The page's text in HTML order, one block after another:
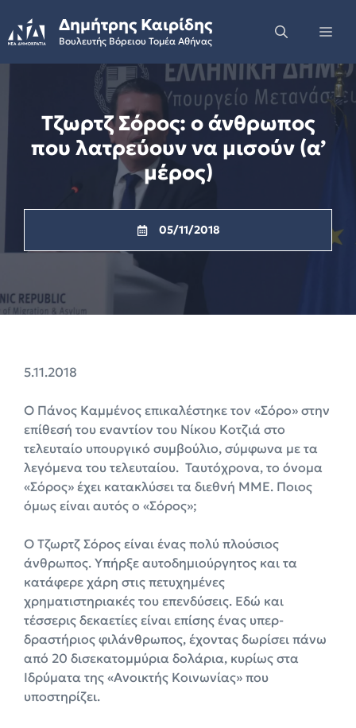
to
content
Δημήτρης Καιρίδης
Βουλευτής Βόρειου Τομέα Αθήνας
Τζωρτζ Σόρος: ο άνθρωπος
που λατρεύουν να μισούν (α’
μέρος)
05/11/2018
5.11.2018
Ο Πάνος Καμμένος επικαλέστηκε τον «Σόρο» στην
επίθεσή του εναντίον του Νίκου Κοτζιά στο
τελευταίο υπουργικό συμβούλιο, σύμφωνα με τα
λεγόμενα του τελευταίου. Ταυτόχρονα, το όνομα
«Σόρος» έχει κατακλύσει τα διεθνή ΜΜΕ. Ποιος
όμως είναι αυτός ο «Σόρος»;
Ο Τζωρτζ Σόρος είναι ένας πολύ πλούσιος
άνθρωπος. Υπήρξε αυτοδημιούργητος και τα
κατάφερε χάρη στις πετυχημένες
χρηματιστηριακές του επενδύσεις. Εδώ και
τέσσερις δεκαετίες είναι επίσης ένας υπερ-
δραστήριος φιλάνθρωπος, έχοντας δωρίσει πάνω
από 20 δισεκατομμύρια δολάρια, κυρίως στα
Ιδρύματα της «Ανοικτής Κοινωνίας» που
υποστηρίζει.